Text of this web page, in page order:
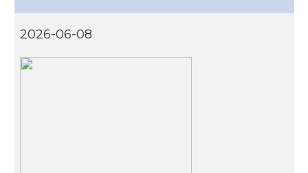
2026-06-08